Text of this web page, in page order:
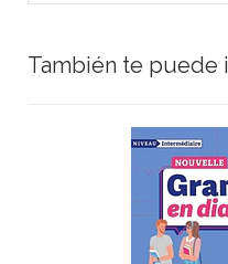
También te puede